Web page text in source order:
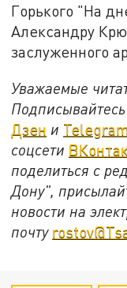
Горького "На
Александру
заслуженного
Уважаемые
Дзен и
соцсети
поделиться с
Дону",
новости на
почту